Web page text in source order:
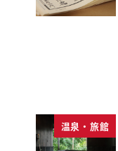
温泉・旅館